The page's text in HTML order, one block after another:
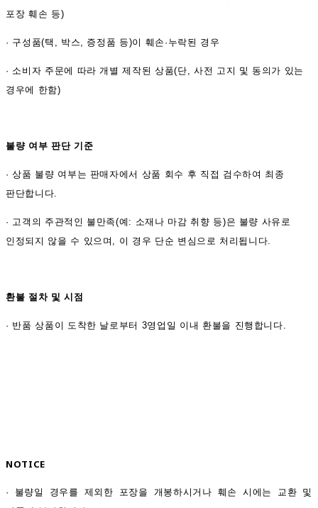
포장 훼손 등)
· 구성품(택, 박스, 증정품 등)이 훼손·누락된 경우
· 소비자 주문에 따라 개별 제작된 상품(단, 사전 고지 및 동의가 있는
경우에 한함)
불량 여부 판단 기준
·상품 불량 여부는 판매자에서 상품 회수 후 직접 검수하여 최종
판단합니다.
· 고객의 주관적인 불만족(예: 소재나 마감 취향 등)은 불량 사유로
인정되지 않을 수 있으며, 이 경우 단순 변심으로 처리됩니다.
환불 절차 및 시점
· 반품 상품이 도착한 날로부터 3영업일 이내 환불을 진행합니다.
NOTICE
· 불량일 경우를 제외한 포장을 개봉하시거나 훼손 시에는 교환 및